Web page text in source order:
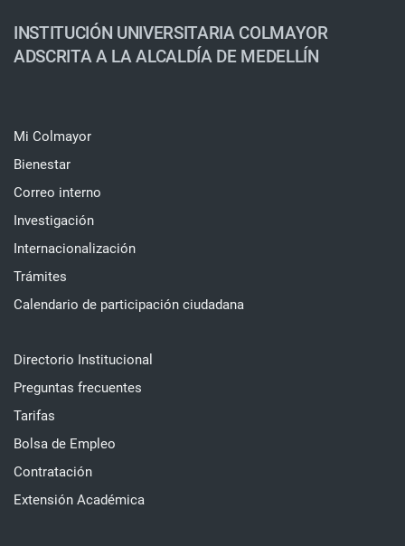
INSTITUCIÓN UNIVERSITARIA COLMAYOR
ADSCRITA A LA ALCALDÍA DE MEDELLÍN
Mi Colmayor
Bienestar
Correo interno
Investigación
Internacionalización
Trámites
Calendario de participación ciudadana
Directorio Institucional
Preguntas frecuentes
Tarifas
Bolsa de Empleo
Contratación
Extensión Académica